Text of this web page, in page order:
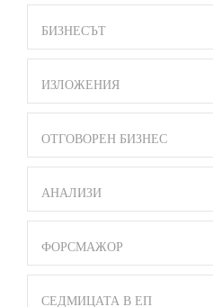
БИЗНЕСЪТ
ИЗЛОЖЕНИЯ
ОТГОВОРЕН БИЗНЕС
АНАЛИЗИ
ФОРСМАЖОР
СЕДМИЦАТА В ЕП